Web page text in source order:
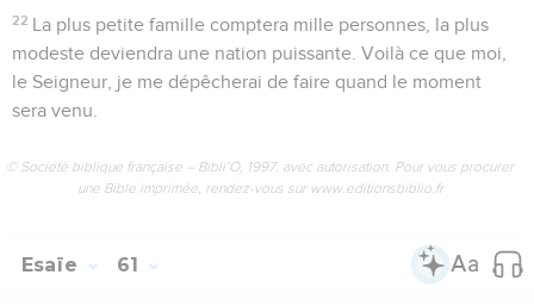
22 La plus petite famille comptera mille personnes, la plus
modeste deviendra une nation puissante. Voilà ce que moi,
le Seigneur, je me dépêcherai de faire quand le moment
sera venu.
© Société biblique française – Bibli’O, 1997, avec autorisation. Pour vous procurer
une Bible imprimée, rendez-vous sur www.editionsbiblio.fr
Esaïe 61